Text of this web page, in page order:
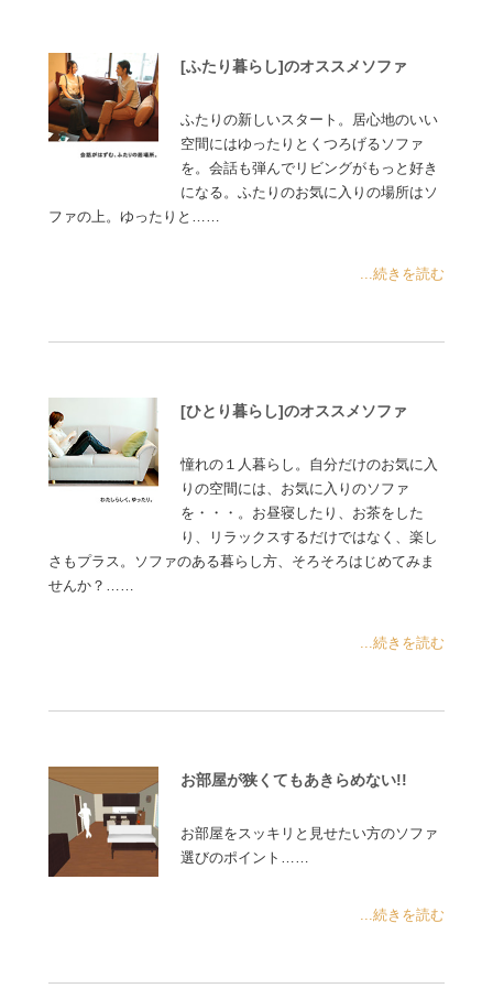
[ふたり暮らし]のオススメソファ
ふたりの新しいスタート。居心地のいい
空間にはゆったりとくつろげるソファ
を。会話も弾んでリビングがもっと好き
になる。ふたりのお気に入りの場所はソ
ファの上。ゆったりと……
...続きを読む
[ひとり暮らし]のオススメソファ
憧れの１人暮らし。自分だけのお気に入
りの空間には、お気に入りのソファ
を・・・。お昼寝したり、お茶をした
り、リラックスするだけではなく、楽し
さもプラス。ソファのある暮らし方、そろそろはじめてみま
せんか？……
...続きを読む
お部屋が狭くてもあきらめない!!
お部屋をスッキリと見せたい方のソファ
選びのポイント……
...続きを読む